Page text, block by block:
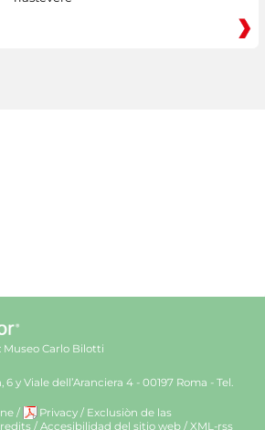
Museo Carlo Bilotti
y Viale dell’Aranciera 4 - 00197 Roma - Tel.
/ Privacy / Exclusiòn de las
/ Accesibilidad del sitio web / XML-rss